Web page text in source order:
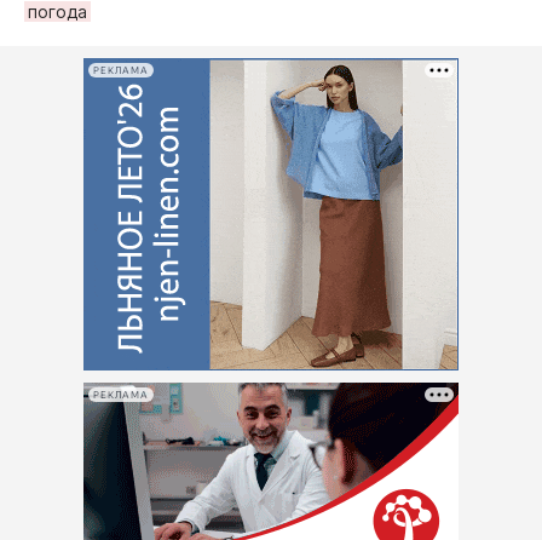
погода
РЕКЛАМА
РЕКЛАМА